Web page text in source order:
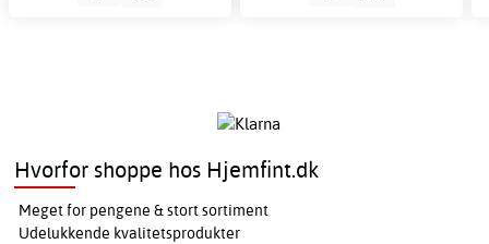
Hvorfor shoppe hos Hjemfint.dk
Meget for pengene & stort sortiment
Udelukkende kvalitetsprodukter